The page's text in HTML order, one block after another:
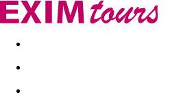
Akční nabídky Last minute